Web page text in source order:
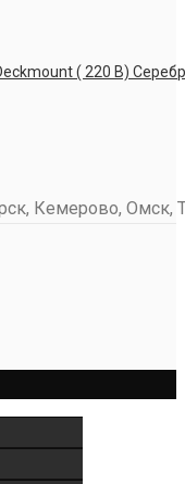
( 220 В)
Кемерово, Омск,